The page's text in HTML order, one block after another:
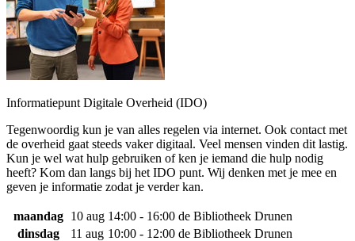
Informatiepunt Digitale Overheid (IDO)
Tegenwoordig kun je van alles regelen via internet. Ook contact met
de overheid gaat steeds vaker digitaal. Veel mensen vinden dit lastig.
Kun je wel wat hulp gebruiken of ken je iemand die hulp nodig
heeft? Kom dan langs bij het IDO punt. Wij denken met je mee en
geven je informatie zodat je verder kan.
maandag 10 aug 14:00 - 16:00 de Bibliotheek Drunen
dinsdag
11 aug 10:00 - 12:00 de Bibliotheek Drunen